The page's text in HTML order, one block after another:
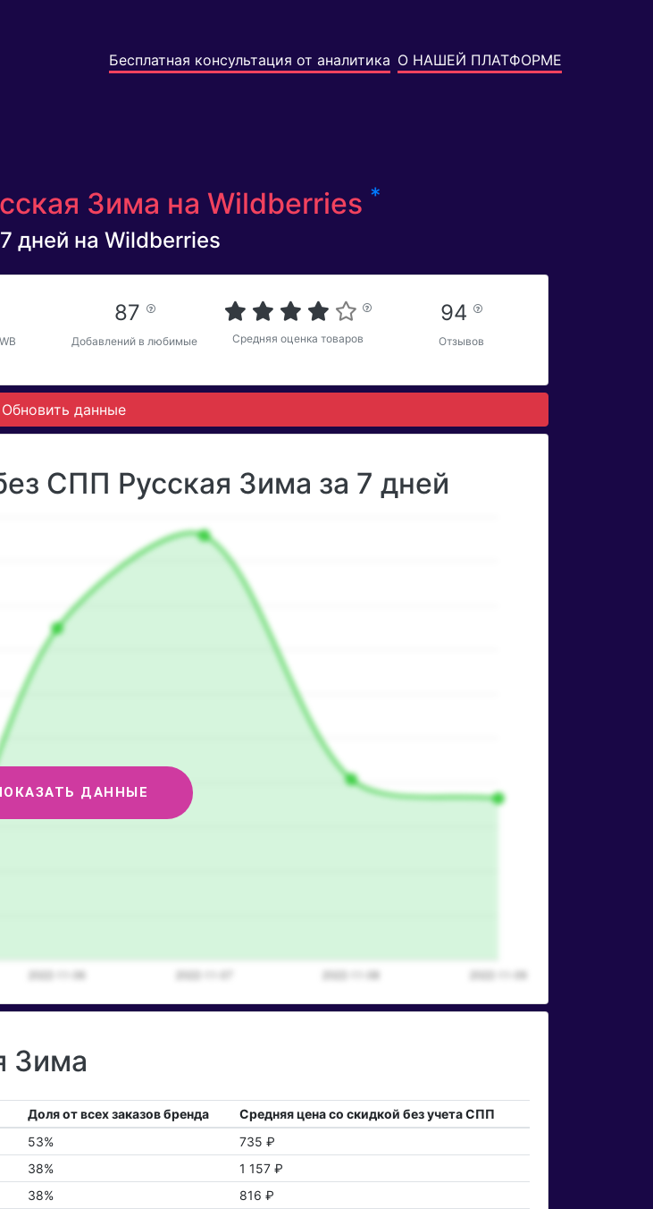
Бесплатная консультация от аналитика О НАШЕЙ ПЛАТФОРМЕ
Зима на Wildberries *
дней на Wildberries
87
Добавлений в любимые Средняя оценка товаров
94
Отзывов
Обновить данные
СПП Русская Зима за 7 дней
ДАННЫЕ
Зима
Доля от всех заказов бренда
Средняя цена со скидкой без учета СПП
53%
735 ₽
38%
1 157 ₽
38%
816 ₽